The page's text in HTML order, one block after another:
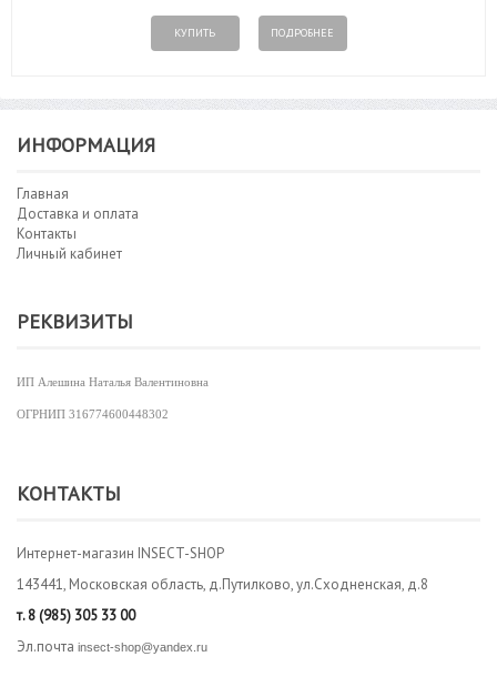
КУПИТЬ ПОДРОБНЕЕ
ИНФОРМАЦИЯ
Главная
Доставка и оплата
Контакты
Личный кабинет
РЕКВИЗИТЫ
ИП Алешина Наталья Валентиновна
ОГРНИП 316774600448302
КОНТАКТЫ
Интернет-магазин INSECT-SHOP
143441, Московская область, д.Путилково, ул.Сходненская, д.8
т.8 (985) 305 33 00
Эл.почта insect-shop@yandex.ru